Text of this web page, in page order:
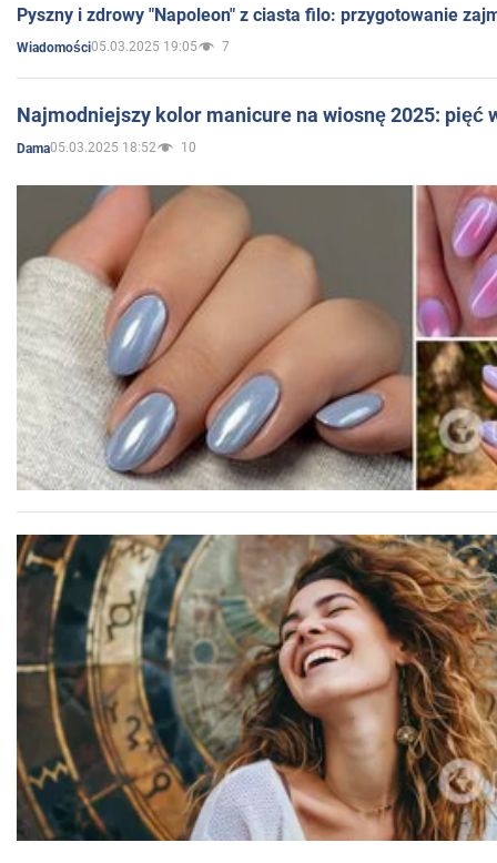
Pyszny i zdrowy "Napoleon" z ciasta filo: przygotowanie
Wiadomości05.03.2025 19:05 7
Najmodniejszy kolor manicure na wiosnę 2025: pięć
Dama05.03.2025 18:52 10